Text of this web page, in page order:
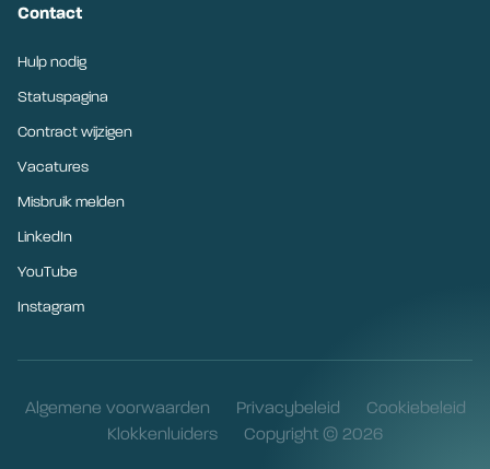
Contact
Hulp nodig
Statuspagina
Contract wijzigen
Vacatures
Misbruik melden
LinkedIn
YouTube
Instagram
Algemene voorwaarden Privacybeleid
Cookiebeleid
Klokkenluiders
Copyright © 2026